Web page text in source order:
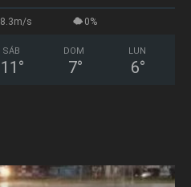
8.3m/s 0%
SÁB
11 °
DOM
7°
LUN
6°